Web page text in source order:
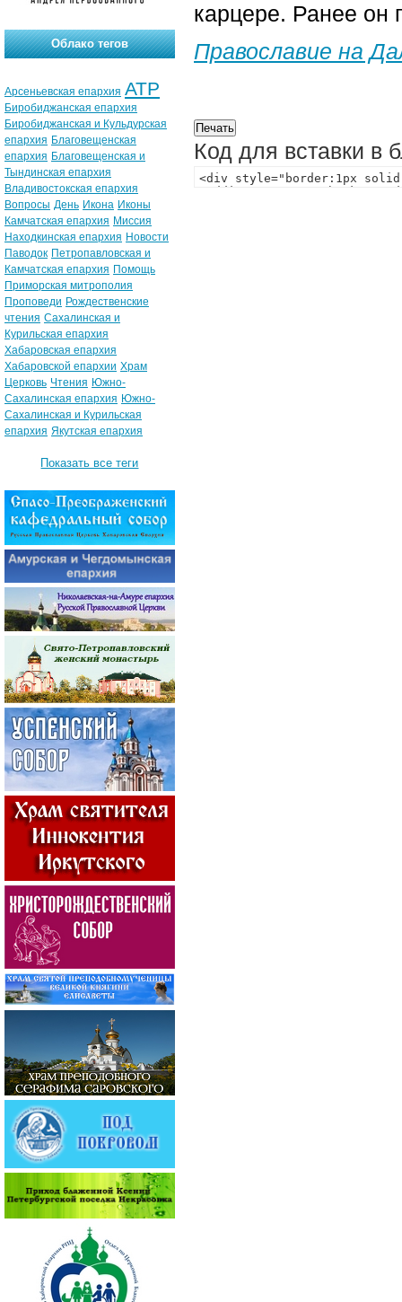
карцере. Ранее он
Православие на
Код для вставки в
Облако тегов
Арсеньевская епархия АТР
Биробиджанская епархия
Биробиджанская и Кульдурская
епархия Благовещенская
епархия Благовещенская и
Тындинская епархия
Владивостокская епархия
Вопросы День Икона Иконы
Камчатская епархия Миссия
Находкинская епархия Новости
Паводок Петропавловская и
Камчатская епархия Помощь
Приморская митрополия
Проповеди Рождественские
чтения Сахалинская и
Курильская епархия
Хабаровская епархия
Хабаровской епархии Храм
Церковь Чтения Южно-
Сахалинская епархия Южно-
Сахалинская и Курильская
епархия Якутская епархия
Показать все теги